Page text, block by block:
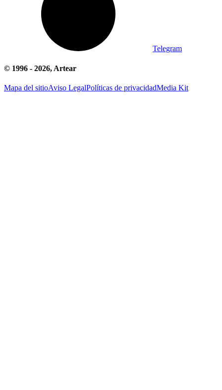
Telegram
© 1996 - 2026, Artear
Mapa del sitioAviso LegalPolíticas de privacidadMedia Kit